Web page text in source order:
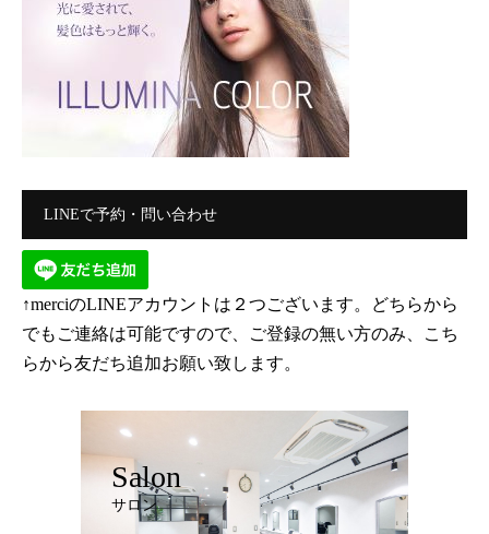
LINEで予約・問い合わせ
↑merciのLINEアカウントは２つございます。どちらから
でもご連絡は可能ですので、ご登録の無い方のみ、こち
らから友だち追加お願い致します。
Salon
サロン